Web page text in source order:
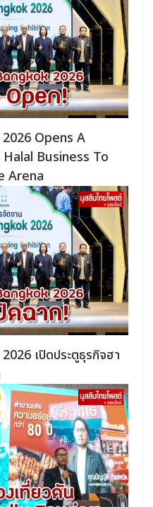
Opens A
Business To
Arena
เปิดประตูธุรกิจฮา